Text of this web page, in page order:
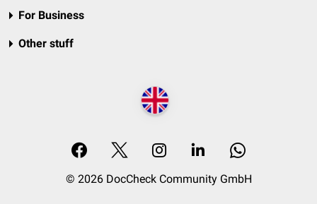
For Business
Other stuff
© 2026 DocCheck Community GmbH